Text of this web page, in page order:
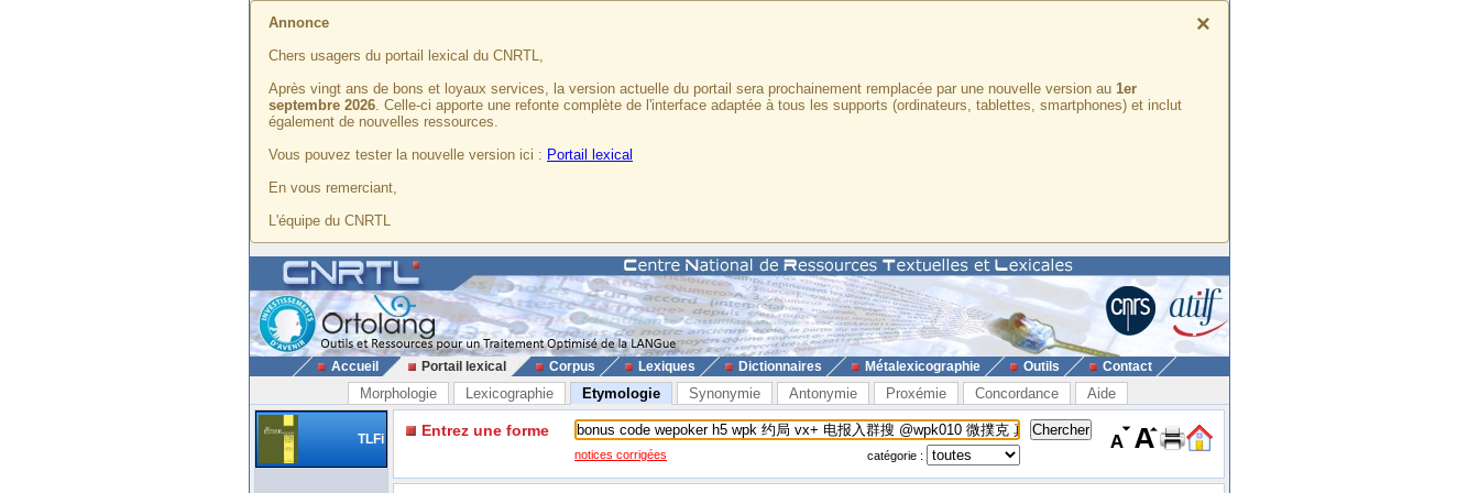
×
Annonce
Chers usagers du portail lexical du CNRTL,
Après vingt ans de bons et loyaux services, la version actuelle du portail sera prochainement remplacée par une nouvelle version au 1er
septembre 2026. Celle-ci apporte une refonte complète de l'interface adaptée à tous les supports (ordinateurs, tablettes, smartphones) et inclut
également de nouvelles ressources.
Vous pouvez tester la nouvelle version ici : Portail lexical
En vous remerciant,
L'équipe du CNRTL
Accueil Portail lexical Corpus Lexiques Dictionnaires Métalexicographie Outils Contact
Morphologie Lexicographie Etymologie Synonymie Antonymie Proxémie Concordance Aide
TLFi Entrez une forme
notices corrigées catégorie :